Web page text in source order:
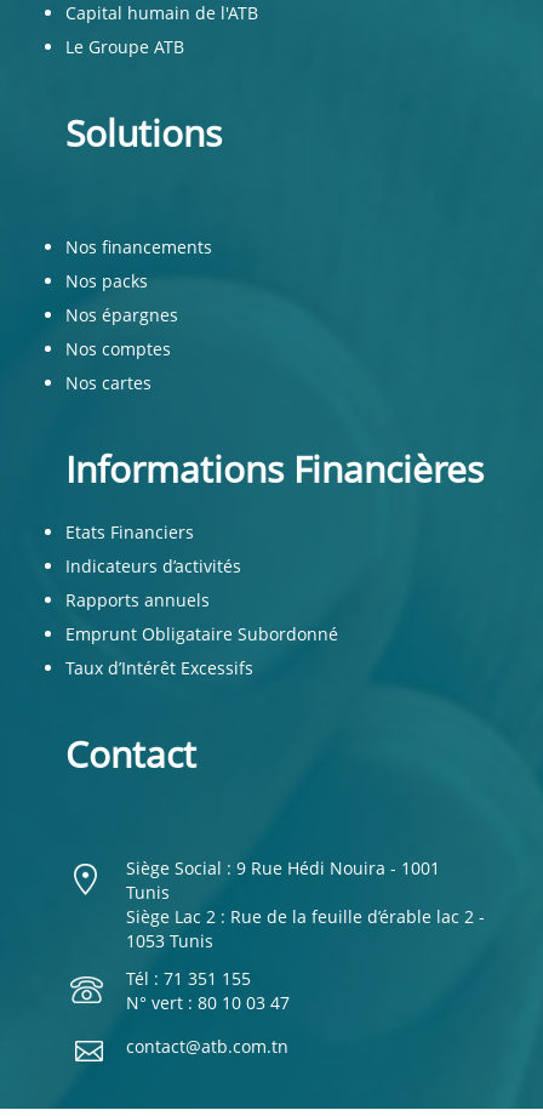
Capital humain de l'ATB
Le Groupe ATB
Solutions
Nos financements
Nos packs
Nos épargnes
Nos comptes
Nos cartes
Informations Financières
Etats Financiers
Indicateurs d’activités
Rapports annuels
Emprunt Obligataire Subordonné
Taux d’Intérêt Excessifs
Contact
Siège Social : 9 Rue Hédi Nouira - 1001
Tunis
Siège Lac 2 : Rue de la feuille d’érable lac 2 -
1053 Tunis
Tél : 71 351 155
N° vert : 80 10 03 47
contact@atb.com.tn